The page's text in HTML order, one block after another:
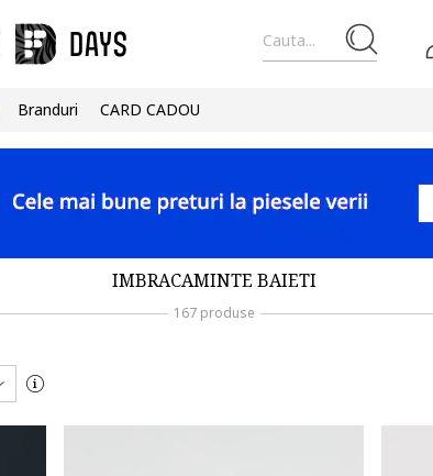
Cauta...
Branduri CARD CADOU
IMBRACAMINTE BAIETI
167 produse